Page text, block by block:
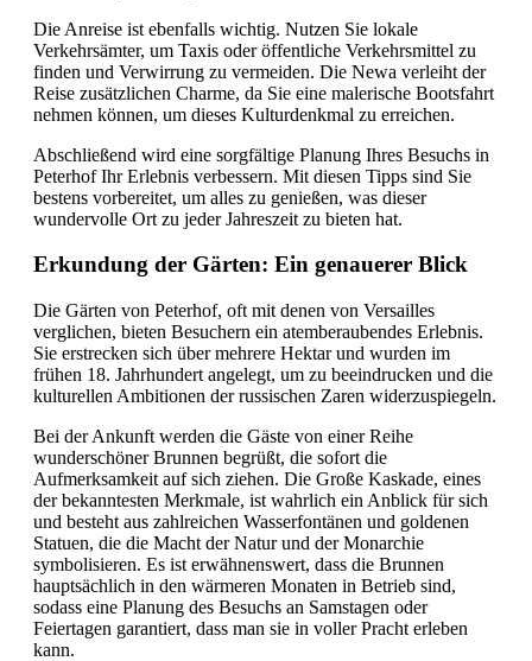
Die Anreise ist ebenfalls wichtig. Nutzen Sie lokale
Verkehrsämter, um Taxis oder öffentliche Verkehrsmittel zu
finden und Verwirrung zu vermeiden. Die Newa verleiht der
Reise zusätzlichen Charme, da Sie eine malerische Bootsfahrt
nehmen können, um dieses Kulturdenkmal zu erreichen.
Abschließend wird eine sorgfältige Planung Ihres Besuchs in
Peterhof Ihr Erlebnis verbessern. Mit diesen Tipps sind Sie
bestens vorbereitet, um alles zu genießen, was dieser
wundervolle Ort zu jeder Jahreszeit zu bieten hat.
Erkundung der Gärten: Ein genauerer Blick
Die Gärten von Peterhof, oft mit denen von Versailles
verglichen, bieten Besuchern ein atemberaubendes Erlebnis.
Sie erstrecken sich über mehrere Hektar und wurden im
frühen 18. Jahrhundert angelegt, um zu beeindrucken und die
kulturellen Ambitionen der russischen Zaren widerzuspiegeln.
Bei der Ankunft werden die Gäste von einer Reihe
wunderschöner Brunnen begrüßt, die sofort die
Aufmerksamkeit auf sich ziehen. Die Große Kaskade, eines
der bekanntesten Merkmale, ist wahrlich ein Anblick für sich
und besteht aus zahlreichen Wasserfontänen und goldenen
Statuen, die die Macht der Natur und der Monarchie
symbolisieren. Es ist erwähnenswert, dass die Brunnen
hauptsächlich in den wärmeren Monaten in Betrieb sind,
sodass eine Planung des Besuchs an Samstagen oder
Feiertagen garantiert, dass man sie in voller Pracht erleben
kann.